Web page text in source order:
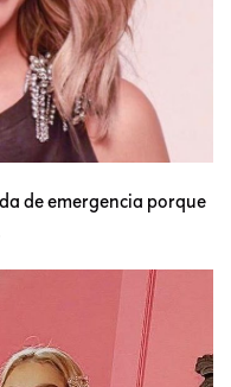
de emergencia porque